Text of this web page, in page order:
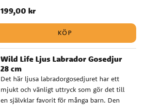
kropp och naturtrogna design blir det en
trygg och omtyckt följeslagare för små
barn. Det passar bra som present när du
vill välja ett gosedjur som känns
genomarbetat och lite annorlunda, utan
att tumma på mjukhet eller kvalitet. ✔️
Naturtroget gosedjur med hög kvalitet ✔️
Godkänd för spädbarn från 0 månader ✔️
Storlek: 28 cm
Pris:199,00 kr
199,00 kr
KÖP
Wild Life Ljus Labrador Gosedjur
28 cm
Det här ljusa labradorgosedjuret har ett
mjukt och vänligt uttryck som gör det till
en självklar favorit för många barn. Den